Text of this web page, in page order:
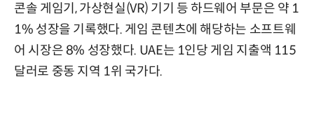
콘솔 게임기, 가상현실(VR) 기기 등 하드웨어 부문은 약 1
1% 성장을 기록했다. 게임 콘텐츠에 해당하는 소프트웨
어 시장은 8% 성장했다. UAE는 1인당 게임 지출액 115
달러로 중동 지역 1위 국가다.